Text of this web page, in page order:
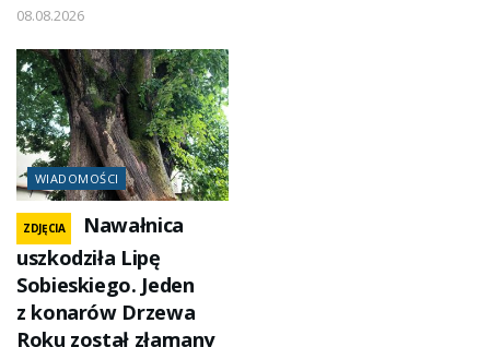
08.08.2026
WIADOMOŚCI
ZDJĘCIA
Nawałnica
uszkodziła Lipę
Sobieskiego. Jeden
z konarów Drzewa
Roku został złamany